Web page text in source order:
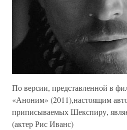
По версии, представленной в
«Аноним» (2011),настоящим
приписываемых Шекспиру,
(актер Рис Иванс)